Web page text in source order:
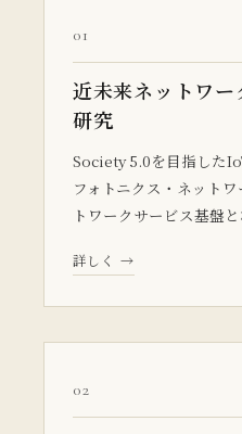
01
近未来ネットワ
研究
Society 5.0を目指した
フォトニクス・ネット
トワークサービス基盤
詳しく →
02